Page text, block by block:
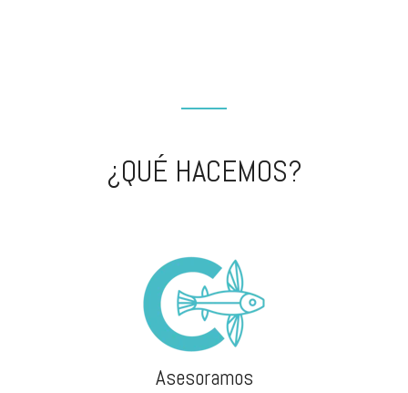
¿QUÉ HACEMOS?
Asesoramos